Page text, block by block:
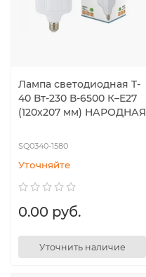
Лампа светодиодная T-
40 Вт-230 В-6500 К–E27
(120x207 мм) НАРОДНАЯ
SQ0340-1580
Уточняйте
0.00 руб.
Уточнить наличие